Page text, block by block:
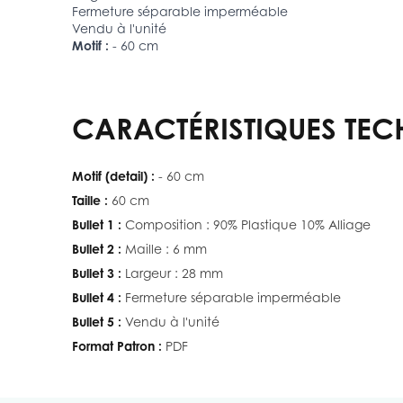
Fermeture séparable imperméable
Vendu à l'unité
Motif : - 60 cm
CARACTÉRISTIQUES
Motif (detail) : - 60 cm
Taille : 60 cm
Bullet 1 : Composition : 90% Plastique 10% Alliage
Bullet 2 : Maille : 6 mm
Bullet 3 : Largeur : 28 mm
Bullet 4 : Fermeture séparable imperméable
Bullet 5 : Vendu à l'unité
Format Patron : PDF